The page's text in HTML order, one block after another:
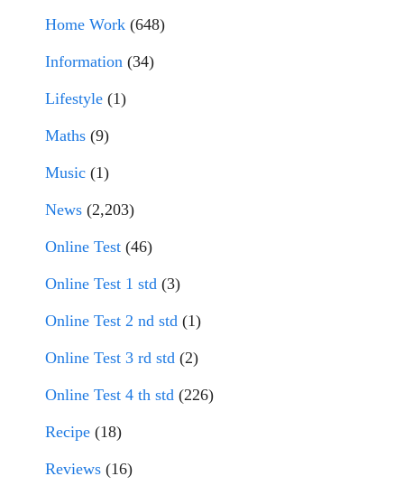
Home Work (648)
Information (34)
Lifestyle (1)
Maths (9)
Music (1)
News (2,203)
Online Test (46)
Online Test 1 std (3)
Online Test 2 nd std (1)
Online Test 3 rd std (2)
Online Test 4 th std (226)
Recipe (18)
Reviews (16)